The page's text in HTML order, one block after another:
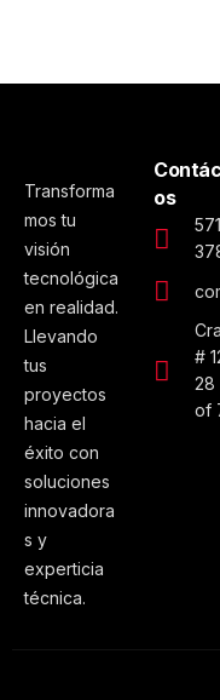
Transforma
mos tu
visión
tecnológica
en realidad.
Llevando
tus
proyectos
hacia el
éxito con
soluciones
innovadora
s y
experticia
técnica.
os
571
#
28
of